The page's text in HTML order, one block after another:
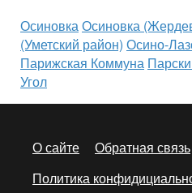
Осиновка Осиновка
(Уметский район) Осино-
Парижская Коммуна
Угол
О сайте
Обратная связь
Политика